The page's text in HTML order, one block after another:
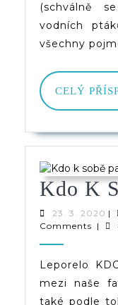
(schválně
vodních
všechny
CELÝ
Kdo K
23. 3. 2020
3.
|
Comments |
Leporelo
mezi naše
také podle